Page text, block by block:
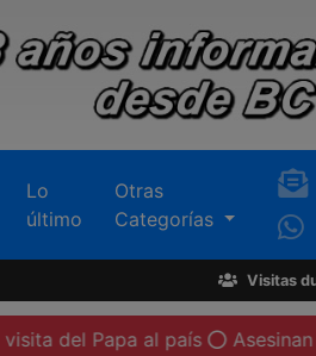
Lo
último
Otras
Categorías
Visitas
al país Asesinan a balazos a